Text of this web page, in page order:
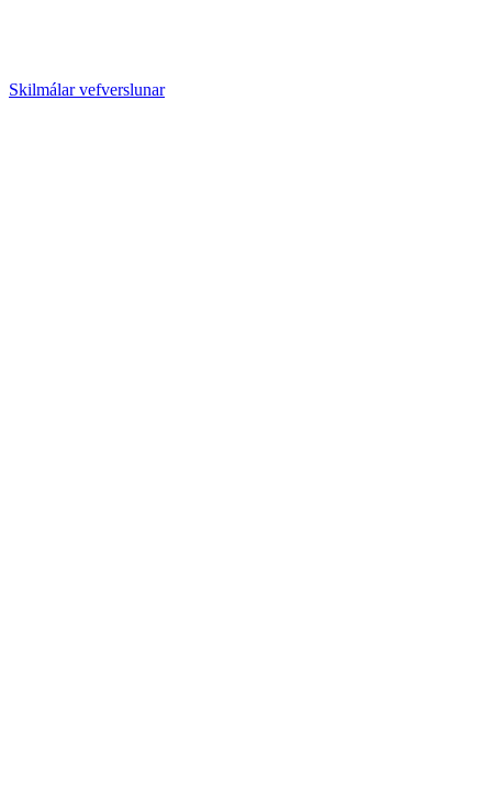
Skilmálar vefverslunar